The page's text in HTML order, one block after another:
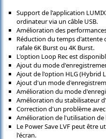
Support de l'application
ordinateur via un câble USB.
Amélioration des
Réduction du temps d'attente
rafale 6K Burst ou 4K Burst.
L'option Loop Rec est
Ajout du mode
Ajout de l'option HLG (Hybrid
Ajout d'un mode
Amélioration du mode
Amélioration du stabilisateur
Correction d'un problème
Amélioration de l'utilisation de
Le Power Save LVF peut être
l'écran.